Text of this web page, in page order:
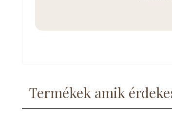
Termékek amik